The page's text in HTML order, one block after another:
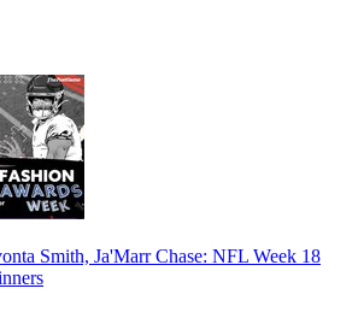
Smith, Ja'Marr Chase: NFL Week 18